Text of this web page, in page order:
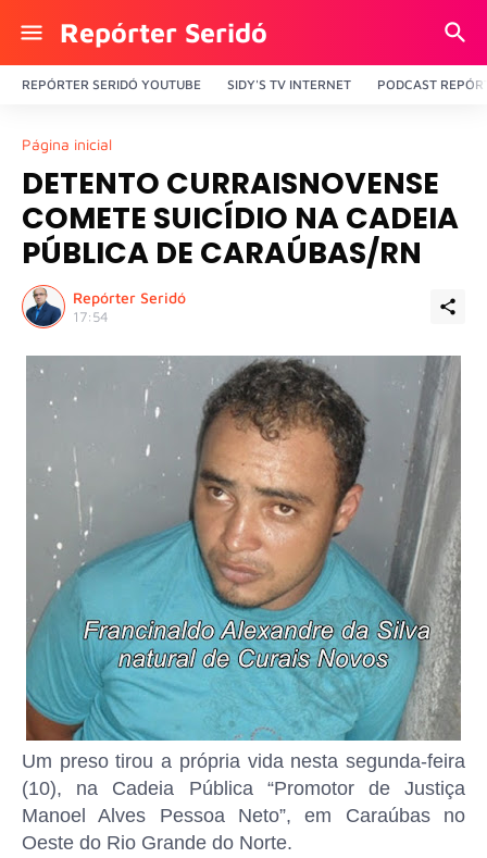
Repórter Seridó
REPÓRTER SERIDÓ YOUTUBE SIDY'S TV INTERNET PODCAST
Página inicial
DETENTO CURRAISNOVENSE
COMETE SUICÍDIO NA CADEIA
PÚBLICA DE CARAÚBAS/RN
Repórter Seridó
17:54
Um preso tirou a própria vida nesta segunda-feira
(10), na Cadeia Pública “Promotor de Justiça
Manoel Alves Pessoa Neto”, em Caraúbas no
Oeste do Rio Grande do Norte.